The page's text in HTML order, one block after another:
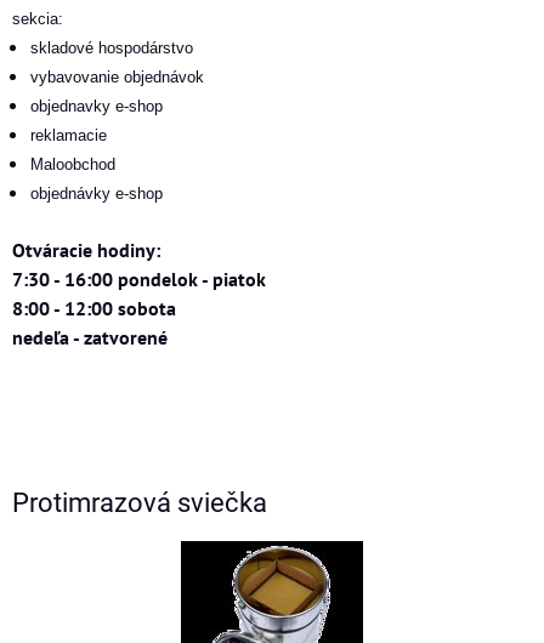
sekcia:
skladové hospodárstvo
vybavovanie objednávok
objednavky e-shop
reklamacie
Maloobchod
objednávky e-shop
Otváracie hodiny:
7:30 - 16:00 pondelok - piatok
8:00 - 12:00 sobota
nedeľa - zatvorené
Protimrazová sviečka